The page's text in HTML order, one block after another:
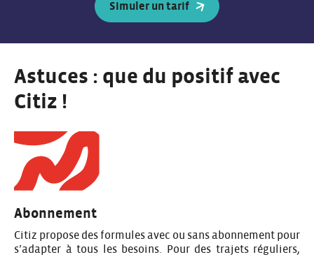
Simuler un tarif
Astuces : que du positif avec
Citiz !
Abonnement
Citiz propose des formules avec ou sans abonnement pour
s’adapter à tous les besoins. Pour des trajets réguliers,